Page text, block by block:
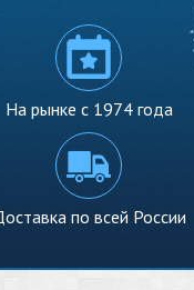
На рынке с 1974 года
по всей России